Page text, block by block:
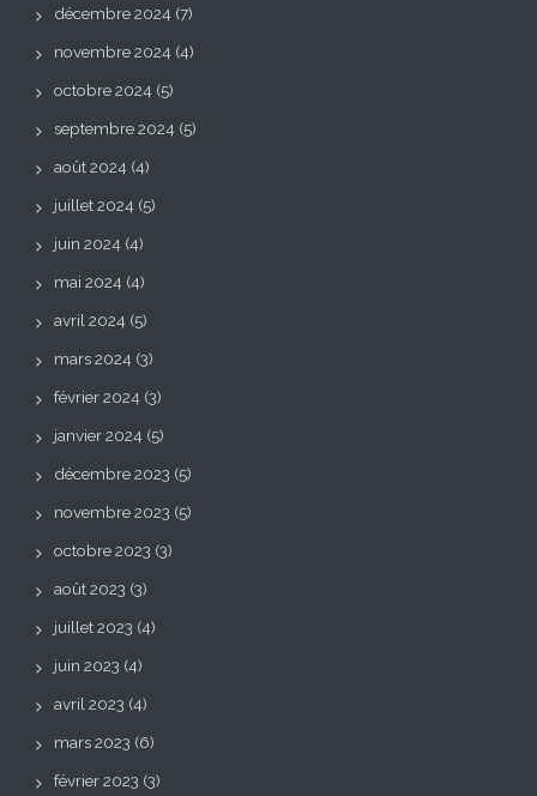
décembre 2024 (7)
novembre 2024 (4)
octobre 2024 (5)
septembre 2024 (5)
août 2024 (4)
juillet 2024 (5)
juin 2024 (4)
mai 2024 (4)
avril 2024 (5)
mars 2024 (3)
février 2024 (3)
janvier 2024 (5)
décembre 2023 (5)
novembre 2023 (5)
octobre 2023 (3)
août 2023 (3)
juillet 2023 (4)
juin 2023 (4)
avril 2023 (4)
mars 2023 (6)
février 2023 (3)